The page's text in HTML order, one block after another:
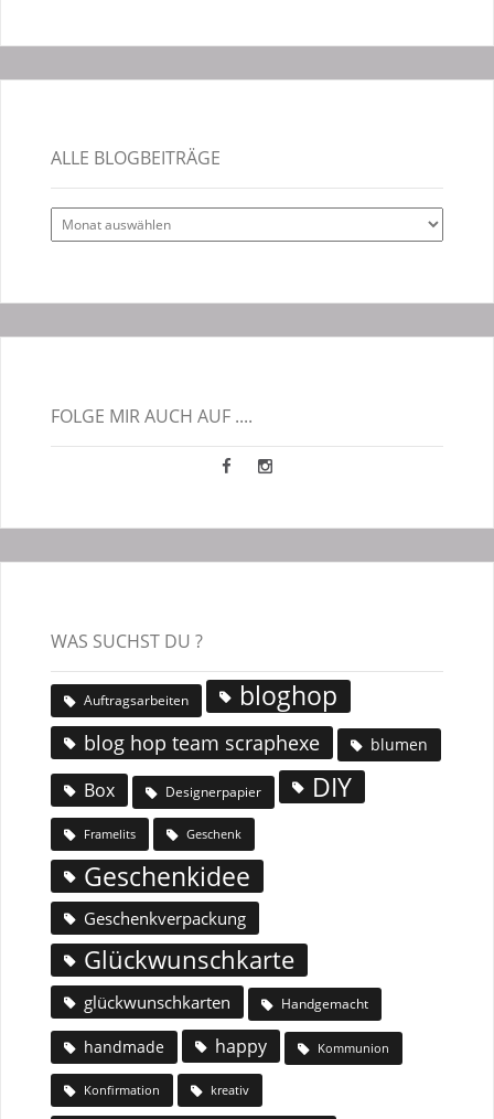
ALLE BLOGBEITRÄGE
Alle
Blogbeiträge
FOLGE MIR AUCH AUF ....
WAS SUCHST DU ?
Auftragsarbeiten bloghop
blog hop team scraphexe blumen
Box Designerpapier DIY
Framelits Geschenk
Geschenkidee
Geschenkverpackung
Glückwunschkarte
glückwunschkarten Handgemacht
handmade happy Kommunion
Konfirmation kreativ